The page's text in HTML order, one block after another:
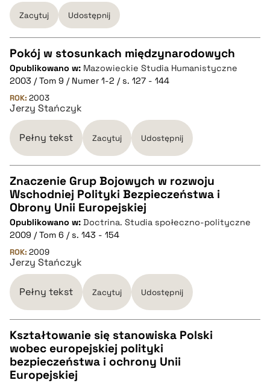
pobierz cytat
Zacytuj Udostępnij
CZYSTY TEKST
pobierz cytat
pobierz cytat
Pokój w stosunkach międzynarodowych
Opublikowano w: Mazowieckie Studia Humanistyczne
2003 / Tom 9 / Numer 1-2 / s. 127 - 144
ROK: 2003
Jerzy Stańczyk
Pełny tekst Zacytuj Udostępnij
CZYSTY TEKST
pobierz cytat
BIBTEX
pobierz cytat
Znaczenie Grup Bojowych w rozwoju
Wschodniej Polityki Bezpieczeństwa i
Obrony Unii Europejskiej
Opublikowano w: Doctrina. Studia społeczno-polityczne
2009 / Tom 6 / s. 143 - 154
ROK: 2009
Jerzy Stańczyk
Pełny tekst Zacytuj Udostępnij
CZYSTY TEKST
Kształtowanie się stanowiska Polski
wobec europejskiej polityki
bezpieczeństwa i ochrony Unii
Europejskiej